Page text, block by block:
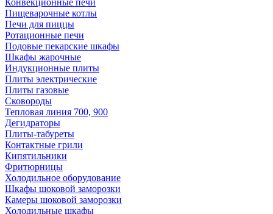
Конвекционные печи
Пищеварочные котлы
Печи для пиццы
Ротационные печи
Подовые пекарские шкафы
Шкафы жарочные
Индукционные плиты
Плиты электрические
Плиты газовые
Сковороды
Тепловая линия 700, 900
Дегидраторы
Плиты-табуреты
Контактные грили
Кипятильники
Фритюрницы
Холодильное оборудование
Шкафы шоковой заморозки
Камеры шоковой заморозки
Холодильные шкафы